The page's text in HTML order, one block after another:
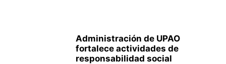
Administración de UPAO
fortalece actividades de
responsabilidad social